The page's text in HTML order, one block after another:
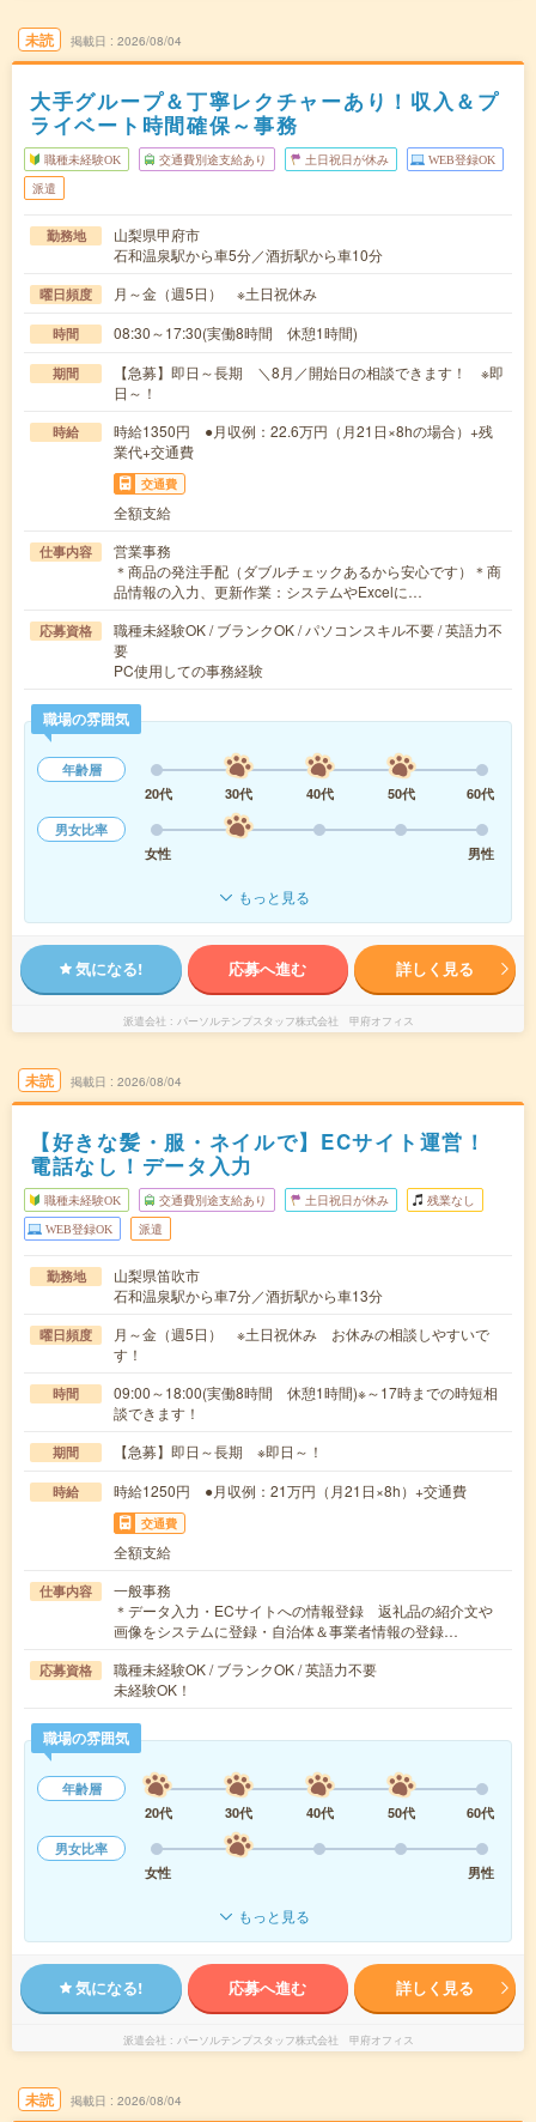
未読 掲載日 2026/08/04
大手グループ＆丁寧レクチャーあり！収入＆プ
ライベート時間確保～事務
職種未経験OK 交通費別途支給あり 土日祝日が休み WEB登録OK
派遣
勤務地
山梨県甲府市
石和温泉駅から車5分／酒折駅から車10分
曜日頻度 月～金（週5日） ※土日祝休み
時間 08:30～17:30(実働8時間 休憩1時間)
期間
【急募】即日～長期 ＼8月／開始日の相談できます！ ※即
日～！
時給
時給1350円 ●月収例：22.6万円（月21日×8hの場合）+残
業代+交通費
交通費
全額支給
仕事内容
営業事務
＊商品の発注手配（ダブルチェックあるから安心です）＊商
品情報の入力、更新作業：システムやExcelに…
応募資格
職種未経験OK / ブランクOK / パソコンスキル不要 / 英語力不
要
PC使用しての事務経験
職場の雰囲気
年齢層
20代
30代 40代 50代
60代
男女比率
女性
男性
もっと見る
気になる! 応募へ進む 詳しく見る
派遣会社 パーソルテンプスタッフ株式会社 甲府オフィス
未読 掲載日 2026/08/04
【好きな髪・服・ネイルで】ECサイト運営！
電話なし！データ入力
職種未経験OK 交通費別途支給あり 土日祝日が休み 残業なし
WEB登録OK 派遣
勤務地
山梨県笛吹市
石和温泉駅から車7分／酒折駅から車13分
曜日頻度
月～金（週5日） ※土日祝休み お休みの相談しやすいで
す！
時間
09:00～18:00(実働8時間 休憩1時間)※～17時までの時短相
談できます！
期間 【急募】即日～長期 ※即日～！
時給 時給1250円 ●月収例：21万円（月21日×8h）+交通費
交通費
全額支給
仕事内容
一般事務
＊データ入力・ECサイトへの情報登録 返礼品の紹介文や
画像をシステムに登録・自治体＆事業者情報の登録…
応募資格
職種未経験OK / ブランクOK / 英語力不要
未経験OK！
職場の雰囲気
年齢層
20代
30代 40代 50代
60代
男女比率
女性
男性
もっと見る
気になる! 応募へ進む 詳しく見る
派遣会社 パーソルテンプスタッフ株式会社 甲府オフィス
未読 掲載日 2026/08/04